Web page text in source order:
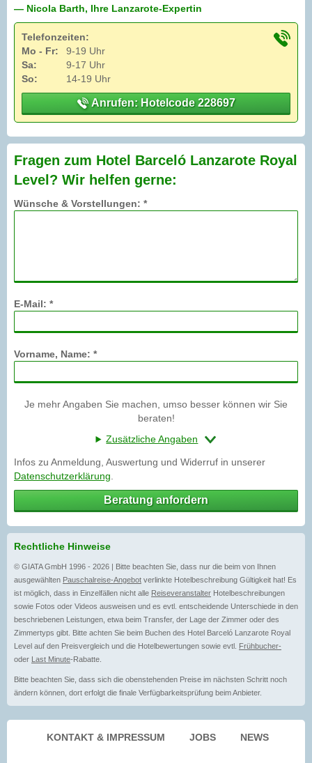
— Nicola Barth, Ihre Lanzarote-Expertin
Telefonzeiten:
Mo - Fr:
9-19 Uhr
Sa:
9-17 Uhr
So:
14-19 Uhr
Anrufen: Hotelcode 228697
Fragen zum Hotel Barceló Lanzarote Royal
Level? Wir helfen gerne:
Wünsche & Vorstellungen: *
E-Mail: *
Vorname, Name: *
Je mehr Angaben Sie machen, umso besser können wir Sie
beraten!
Zusätzliche Angaben
Infos zu Anmeldung, Auswertung und Widerruf in unserer
Datenschutzerklärung
Beratung anfordern
Rechtliche Hinweise
© GIATA GmbH 1996 - 2026 | Bitte beachten Sie, dass nur die beim von Ihnen
ausgewählten Pauschalreise-Angebot verlinkte Hotelbeschreibung Gültigkeit hat! Es
ist möglich, dass in Einzelfällen nicht alle Reiseveranstalter Hotelbeschreibungen
sowie Fotos oder Videos ausweisen und es evtl. entscheidende Unterschiede in den
beschriebenen Leistungen, etwa beim Transfer, der Lage der Zimmer oder des
Zimmertyps gibt. Bitte achten Sie beim Buchen des Hotel Barceló Lanzarote Royal
Level auf den Preisvergleich und die Hotelbewertungen sowie evtl. Frühbucher-
oder Last Minute-Rabatte.
Bitte beachten Sie, dass sich die obenstehenden Preise im nächsten Schritt noch
ändern können, dort erfolgt die finale Verfügbarkeitsprüfung beim Anbieter.
KONTAKT & IMPRESSUM JOBS NEWS